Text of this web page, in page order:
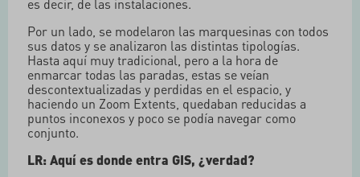
es decir, de las instalaciones.
Por un lado, se modelaron las marquesinas con todos
sus datos y se analizaron las distintas tipologías.
Hasta aquí muy tradicional, pero a la hora de
enmarcar todas las paradas, estas se veían
descontextualizadas y perdidas en el espacio, y
haciendo un Zoom Extents, quedaban reducidas a
puntos inconexos y poco se podía navegar como
conjunto.
LR: Aquí es donde entra GIS, ¿verdad?